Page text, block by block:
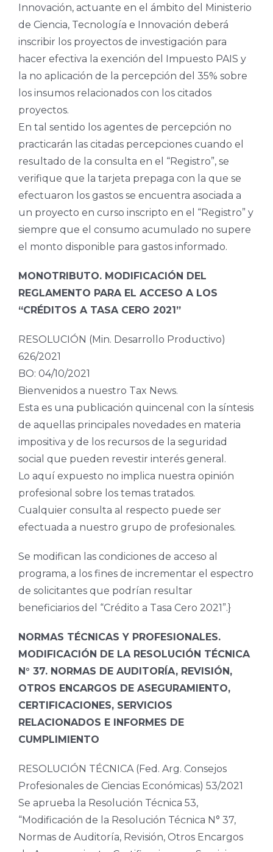
Innovación, actuante en el ámbito del Ministerio
de Ciencia, Tecnología e Innovación deberá
inscribir los proyectos de investigación para
hacer efectiva la exención del Impuesto PAIS y
la no aplicación de la percepción del 35% sobre
los insumos relacionados con los citados
proyectos.
En tal sentido los agentes de percepción no
practicarán las citadas percepciones cuando el
resultado de la consulta en el “Registro”, se
verifique que la tarjeta prepaga con la que se
efectuaron los gastos se encuentra asociada a
un proyecto en curso inscripto en el “Registro” y
siempre que el consumo acumulado no supere
el monto disponible para gastos informado.
MONOTRIBUTO. MODIFICACIÓN DEL
REGLAMENTO PARA EL ACCESO A LOS
“CRÉDITOS A TASA CERO 2021”
RESOLUCIÓN (Min. Desarrollo Productivo)
626/2021
BO: 04/10/2021
Bienvenidos a nuestro Tax News.
Esta es una publicación quincenal con la síntesis
de aquellas principales novedades en materia
impositiva y de los recursos de la seguridad
social que pueden revestir interés general.
Lo aquí expuesto no implica nuestra opinión
profesional sobre los temas tratados.
Cualquier consulta al respecto puede ser
efectuada a nuestro grupo de profesionales.
Se modifican las condiciones de acceso al
programa, a los fines de incrementar el espectro
de solicitantes que podrían resultar
beneficiarios del “Crédito a Tasa Cero 2021”.}
NORMAS TÉCNICAS Y PROFESIONALES.
MODIFICACIÓN DE LA RESOLUCIÓN TÉCNICA
N° 37. NORMAS DE AUDITORÍA, REVISIÓN,
OTROS ENCARGOS DE ASEGURAMIENTO,
CERTIFICACIONES, SERVICIOS
RELACIONADOS E INFORMES DE
CUMPLIMIENTO
RESOLUCIÓN TÉCNICA (Fed. Arg. Consejos
Profesionales de Ciencias Económicas) 53/2021
Se aprueba la Resolución Técnica 53,
“Modificación de la Resolución Técnica N° 37,
Normas de Auditoría, Revisión, Otros Encargos